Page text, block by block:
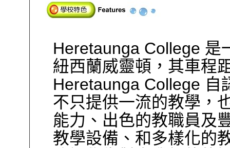
Heretaunga College 是
紐西蘭威靈頓，其車程
Heretaunga College 自
不只提供一流的教學，
能力、出色的教職員及
教學設備、和多樣化的